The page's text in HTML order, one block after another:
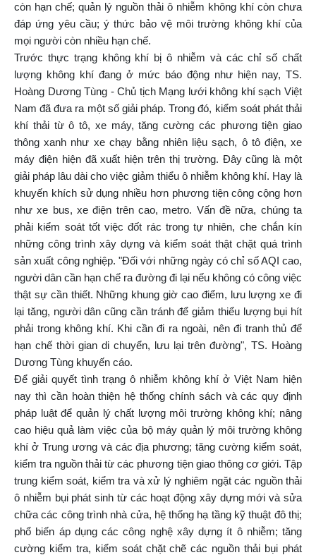
còn hạn chế; quản lý nguồn thải ô nhiễm không khí còn chưa
đáp ứng yêu cầu; ý thức bảo vệ môi trường không khí của
mọi người còn nhiều hạn chế.
Trước thực trạng không khí bị ô nhiễm và các chỉ số chất
lượng không khí đang ở mức báo động như hiện nay, TS.
Hoàng Dương Tùng - Chủ tịch Mạng lưới không khí sạch Việt
Nam đã đưa ra một số giải pháp. Trong đó, kiểm soát phát thải
khí thải từ ô tô, xe máy, tăng cường các phương tiện giao
thông xanh như xe chạy bằng nhiên liệu sạch, ô tô điện, xe
máy điện hiện đã xuất hiện trên thị trường. Đây cũng là một
giải pháp lâu dài cho việc giảm thiểu ô nhiễm không khí. Hay là
khuyến khích sử dụng nhiều hơn phương tiện công cộng hơn
như xe bus, xe điện trên cao, metro. Vấn đề nữa, chúng ta
phải kiểm soát tốt việc đốt rác trong tự nhiên, che chắn kín
những công trình xây dựng và kiểm soát thật chặt quá trình
sản xuất công nghiệp. "Đối với những ngày có chỉ số AQI cao,
người dân cần hạn chế ra đường đi lại nếu không có công việc
thật sự cần thiết. Những khung giờ cao điểm, lưu lượng xe đi
lại tăng, người dân cũng cần tránh để giảm thiểu lượng bụi hít
phải trong không khí. Khi cần đi ra ngoài, nên đi tranh thủ để
hạn chế thời gian di chuyển, lưu lại trên đường", TS. Hoàng
Dương Tùng khuyến cáo.
Để giải quyết tình trạng ô nhiễm không khí ở Việt Nam hiện
nay thì cần hoàn thiện hệ thống chính sách và các quy định
pháp luật để quản lý chất lượng môi trường không khí; nâng
cao hiệu quả làm việc của bộ máy quản lý môi trường không
khí ở Trung ương và các địa phương; tăng cường kiểm soát,
kiểm tra nguồn thải từ các phương tiện giao thông cơ giới. Tập
trung kiểm soát, kiểm tra và xử lý nghiêm ngặt các nguồn thải
ô nhiễm bụi phát sinh từ các hoạt động xây dựng mới và sửa
chữa các công trình nhà cửa, hệ thống hạ tầng kỹ thuật đô thị;
phổ biến áp dụng các công nghệ xây dựng ít ô nhiễm; tăng
cường kiểm tra, kiểm soát chặt chẽ các nguồn thải bụi phát